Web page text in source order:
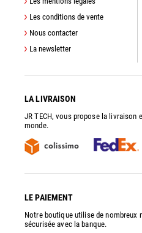
Les conditions de vente
Nous contacter
La newsletter
LA LIVRAISON
JR TECH, vous propose la livraison
monde.
LE PAIEMENT
Notre boutique utilise de nombreux
sécurisée avec la banque.